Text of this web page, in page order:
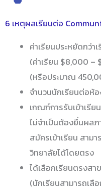
6 เหตุผลเรียนต่อ
ค่าเรียนประหยัดกว่า
(ค่าเรียน $8,000 –
(หรือประมาณ
จำนวนนักเรียนต่อห้
เกณฑ์การรับเข้าเรีย
ไม่จำเป็นต้องยื่นผลภ
สมัครเข้าเรียน สาม
วิทยาลัยได้โดยตรง
ได้เลือกเรียนตรงสา
(นักเรียนสามารถเลื